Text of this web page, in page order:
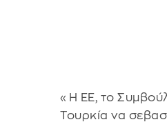
«Η ΕΕ, το
Τουρκία να